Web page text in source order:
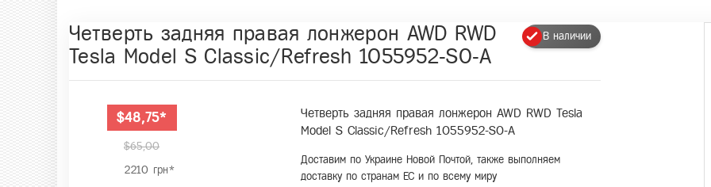
В наличии
Четверть задняя правая лонжерон AWD RWD
Tesla Model S Classic/Refresh 1055952-S0-A
$48,75*
$65,00
2210 грн*
Четверть задняя правая лонжерон AWD RWD Tesla
Model S Classic/Refresh 1055952-S0-A
Доставим по Украине Новой Почтой, также выполняем
доставку по странам ЕС и по всему миру